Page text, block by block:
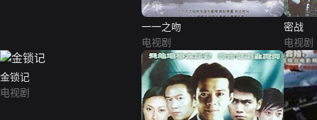
一一之吻
电视剧
密战
电视剧
金锁记
电视剧